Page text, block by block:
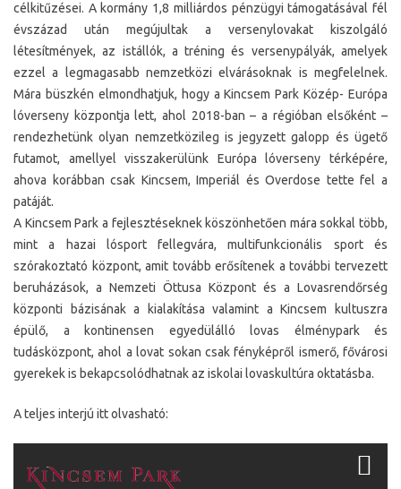
célkitűzései. A kormány 1,8 milliárdos pénzügyi támogatásával fél
évszázad után megújultak a versenylovakat kiszolgáló
létesítmények, az istállók, a tréning és versenypályák, amelyek
ezzel a legmagasabb nemzetközi elvárásoknak is megfelelnek.
Mára büszkén elmondhatjuk, hogy a Kincsem Park Közép- Európa
lóverseny központja lett, ahol 2018-ban – a régióban elsőként –
rendezhetünk olyan nemzetközileg is jegyzett galopp és ügető
futamot, amellyel visszakerülünk Európa lóverseny térképére,
ahova korábban csak Kincsem, Imperiál és Overdose tette fel a
patáját.
A Kincsem Park a fejlesztéseknek köszönhetően mára sokkal több,
mint a hazai lósport fellegvára, multifunkcionális sport és
szórakoztató központ, amit tovább erősítenek a további tervezett
beruházások, a Nemzeti Öttusa Központ és a Lovasrendőrség
központi bázisának a kialakítása valamint a Kincsem kultuszra
épülő, a kontinensen egyedülálló lovas élménypark és
tudásközpont, ahol a lovat sokan csak fényképről ismerő, fővárosi
gyerekek is bekapcsolódhatnak az iskolai lovaskultúra oktatásba.
A teljes interjú itt olvasható: